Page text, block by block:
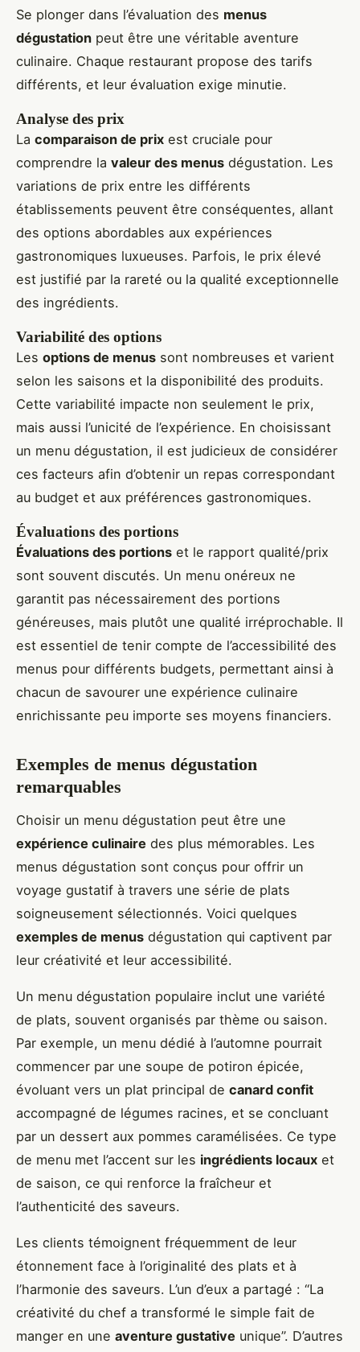
Se plonger dans l’évaluation des menus
dégustation peut être une véritable aventure
culinaire. Chaque restaurant propose des tarifs
différents, et leur évaluation exige minutie.
Analyse des prix
La comparaison de prix est cruciale pour
comprendre la valeur des menus dégustation. Les
variations de prix entre les différents
établissements peuvent être conséquentes, allant
des options abordables aux expériences
gastronomiques luxueuses. Parfois, le prix élevé
est justifié par la rareté ou la qualité exceptionnelle
des ingrédients.
Variabilité des options
Les options de menus sont nombreuses et varient
selon les saisons et la disponibilité des produits.
Cette variabilité impacte non seulement le prix,
mais aussi l’unicité de l’expérience. En choisissant
un menu dégustation, il est judicieux de considérer
ces facteurs afin d’obtenir un repas correspondant
au budget et aux préférences gastronomiques.
Évaluations des portions
Évaluations des portions et le rapport qualité/prix
sont souvent discutés. Un menu onéreux ne
garantit pas nécessairement des portions
généreuses, mais plutôt une qualité irréprochable. Il
est essentiel de tenir compte de l’accessibilité des
menus pour différents budgets, permettant ainsi à
chacun de savourer une expérience culinaire
enrichissante peu importe ses moyens financiers.
Exemples de menus dégustation
remarquables
Choisir un menu dégustation peut être une
expérience culinaire des plus mémorables. Les
menus dégustation sont conçus pour offrir un
voyage gustatif à travers une série de plats
soigneusement sélectionnés. Voici quelques
exemples de menus dégustation qui captivent par
leur créativité et leur accessibilité.
Un menu dégustation populaire inclut une variété
de plats, souvent organisés par thème ou saison.
Par exemple, un menu dédié à l’automne pourrait
commencer par une soupe de potiron épicée,
évoluant vers un plat principal de canard confit
accompagné de légumes racines, et se concluant
par un dessert aux pommes caramélisées. Ce type
de menu met l’accent sur les ingrédients locaux et
de saison, ce qui renforce la fraîcheur et
l’authenticité des saveurs.
Les clients témoignent fréquemment de leur
étonnement face à l’originalité des plats et à
l’harmonie des saveurs. L’un d’eux a partagé : “La
créativité du chef a transformé le simple fait de
manger en une aventure gustative unique”. D’autres